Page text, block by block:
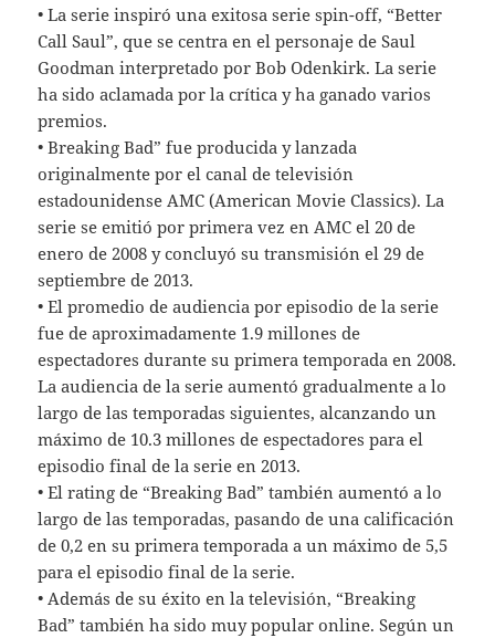
• La serie inspiró una exitosa serie spin-off, “Better
Call Saul”, que se centra en el personaje de Saul
Goodman interpretado por Bob Odenkirk. La serie
ha sido aclamada por la crítica y ha ganado varios
premios.
• Breaking Bad” fue producida y lanzada
originalmente por el canal de televisión
estadounidense AMC (American Movie Classics). La
serie se emitió por primera vez en AMC el 20 de
enero de 2008 y concluyó su transmisión el 29 de
septiembre de 2013.
• El promedio de audiencia por episodio de la serie
fue de aproximadamente 1.9 millones de
espectadores durante su primera temporada en 2008.
La audiencia de la serie aumentó gradualmente a lo
largo de las temporadas siguientes, alcanzando un
máximo de 10.3 millones de espectadores para el
episodio final de la serie en 2013.
• El rating de “Breaking Bad” también aumentó a lo
largo de las temporadas, pasando de una calificación
de 0,2 en su primera temporada a un máximo de 5,5
para el episodio final de la serie.
• Además de su éxito en la televisión, “Breaking
Bad” también ha sido muy popular online. Según un